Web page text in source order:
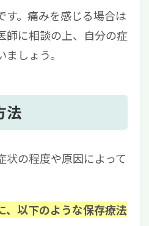
す。痛みを感じる場合は
師に相談の上、自分の症
しょう。
法
状の程度や原因によって
、以下のような保存療法